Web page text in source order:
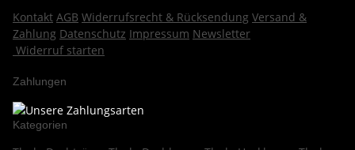
Kontakt AGB Widerrufsrecht & Rücksendung Versand &
Zahlung Datenschutz Impressum Newsletter
Widerruf starten
Zahlungen
Kategorien